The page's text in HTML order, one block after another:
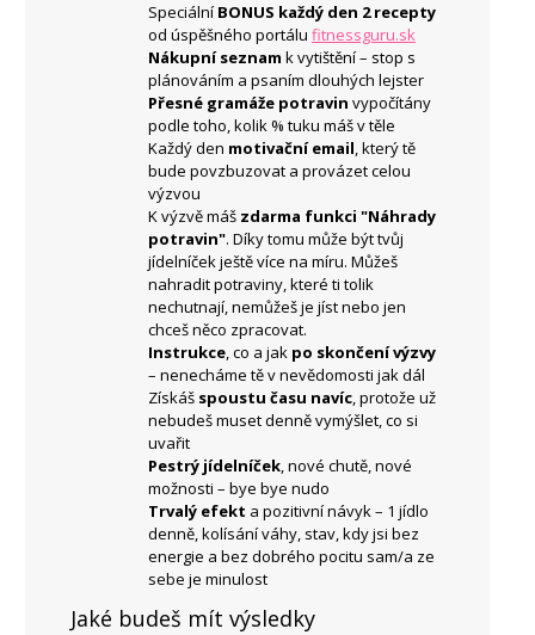
Speciální BONUS každý den 2 recepty
od úspěšného portálu fitnessguru.sk
Nákupní seznam k vytištění – stop s
plánováním a psaním dlouhých lejster
Přesné gramáže potravin vypočítány
podle toho, kolik % tuku máš v těle
Každý den motivační email, který tě
bude povzbuzovat a provázet celou
výzvou
K výzvě máš zdarma funkci "Náhrady
potravin". Díky tomu může být tvůj
jídelníček ještě více na míru. Můžeš
nahradit potraviny, které ti tolik
nechutnají, nemůžeš je jíst nebo jen
chceš něco zpracovat.
Instrukce, co a jak po skončení výzvy
– nenecháme tě v nevědomosti jak dál
Získáš spoustu času navíc, protože už
nebudeš muset denně vymýšlet, co si
uvařit
Pestrý jídelníček, nové chutě, nové
možnosti – bye bye nudo
Trvalý efekt a pozitivní návyk – 1 jídlo
denně, kolísání váhy, stav, kdy jsi bez
energie a bez dobrého pocitu sam/a ze
sebe je minulost
Jaké budeš mít výsledky